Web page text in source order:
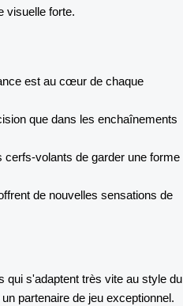
visuelle forte.
est au cœur de chaque
que dans les enchaînements
cerfs-volants de garder une forme
de nouvelles sensations de
qui s'adaptent très vite au style du
partenaire de jeu exceptionnel.